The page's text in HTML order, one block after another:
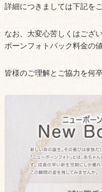
詳細につきましては下記を
なお、大変心苦しくはござ
ボーンフォトパック料金の
皆様のご理解とご協力を何